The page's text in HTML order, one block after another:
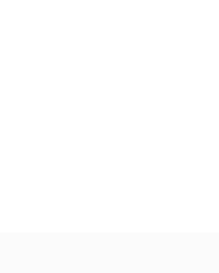
นรักรถกลายมาเป็นงาน
ถือได้ว่าเป็นแหล่งพบปะ